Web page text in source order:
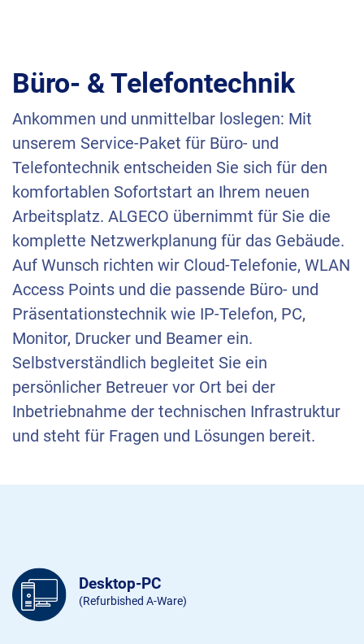
Büro- & Telefontechnik
Ankommen und unmittelbar loslegen: Mit
unserem Service-Paket für Büro- und
Telefontechnik entscheiden Sie sich für den
komfortablen Sofortstart an Ihrem neuen
Arbeitsplatz. ALGECO übernimmt für Sie die
komplette Netzwerkplanung für das Gebäude.
Auf Wunsch richten wir Cloud-Telefonie, WLAN
Access Points und die passende Büro- und
Präsentationstechnik wie IP-Telefon, PC,
Monitor, Drucker und Beamer ein.
Selbstverständlich begleitet Sie ein
persönlicher Betreuer vor Ort bei der
Inbetriebnahme der technischen Infrastruktur
und steht für Fragen und Lösungen bereit.
Desktop-PC
(Refurbished A-Ware)